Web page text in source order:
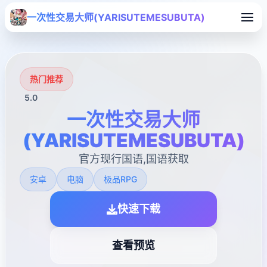
一次性交易大师(YARISUTEMESUBUTA)
热门推荐
5.0
一次性交易大师
(YARISUTEMESUBUTA)
官方现行国语,国语获取
安卓 电脑 极品RPG
快速下载
查看预览